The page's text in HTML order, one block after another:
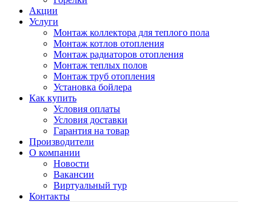
Акции
Услуги
Монтаж коллектора для теплого пола
Монтаж котлов отопления
Монтаж радиаторов отопления
Монтаж теплых полов
Монтаж труб отопления
Установка бойлера
Как купить
Условия оплаты
Условия доставки
Гарантия на товар
Производители
О компании
Новости
Вакансии
Виртуальный тур
Контакты